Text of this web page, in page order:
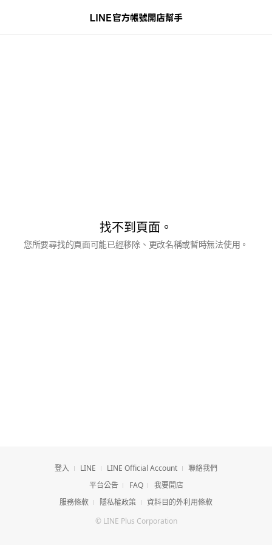
找不到頁面。
您所要尋找的頁面可能已經移除、更改名稱或暫時無法使用。
登入 LINE LINE Official Account
聯絡我們
平台公告
FAQ
我要開店
服務條款
隱私權政策
資料目的外利用條款
© LINE Plus Corporation